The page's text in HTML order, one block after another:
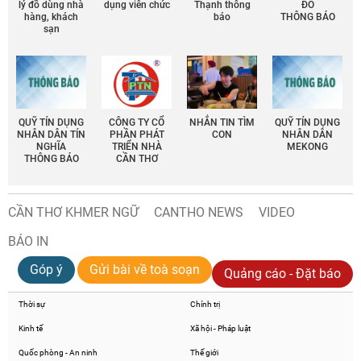
lý đồ dùng nhà
hàng, khách
sạn
dụng viên chức
Thạnh thông
báo
ĐÔ
THÔNG BÁO
QUỸ TÍN DỤNG
NHÂN DÂN TÍN
NGHĨA
THÔNG BÁO
CÔNG TY CỔ
PHẦN PHÁT
TRIỂN NHÀ
CẦN THƠ
NHẮN TIN TÌM
CON
QUỸ TÍN DỤNG
NHÂN DÂN
MEKONG
CẦN THƠ KHMER NGỮ CANTHO NEWS
VIDEO
BÁO IN
Góp ý
Gửi bài về toà soạn Quảng cáo - Đặt báo
Thời sự Chính trị
Kinh tế Xã hội - Pháp luật
Quốc phòng - An ninh Thế giới